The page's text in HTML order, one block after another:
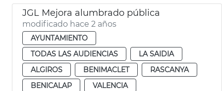
JGL Mejora alumbrado pública
modificado hace 2 años
AYUNTAMIENTO
TODAS LAS AUDIENCIAS
LA SAIDIA
ALGIROS
BENIMACLET
RASCANYA
BENICALAP
VALENCIA